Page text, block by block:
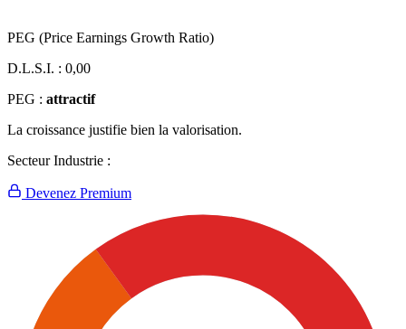
PEG (Price Earnings Growth Ratio)
D.L.S.I. : 0,00
PEG : attractif
La croissance justifie bien la valorisation.
Secteur Industrie :
Devenez Premium